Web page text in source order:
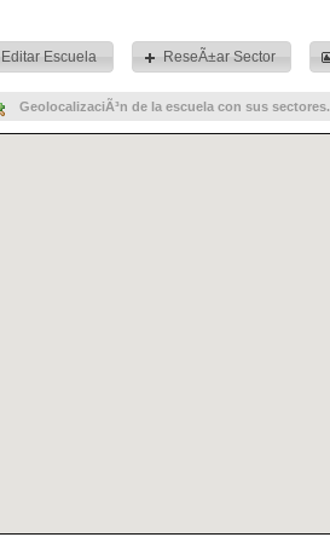
Editar Escuela ReseÃ±ar Sector
GeolocalizaciÃ³n de la escuela con sus sectores.